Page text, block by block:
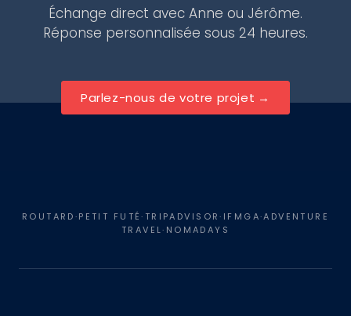
Échange direct avec Anne ou Jérôme.
Réponse personnalisée sous 24 heures.
Parlez-nous de votre projet
ROUTARD·PETIT FUTÉ·TRIPADVISOR·IFMGA·ADVENTURE
TRAVEL·NOMADAYS